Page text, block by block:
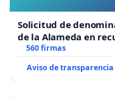
Solicitud de
de la Alameda en
“Mazinger”
560 firmas
Aviso de transparencia